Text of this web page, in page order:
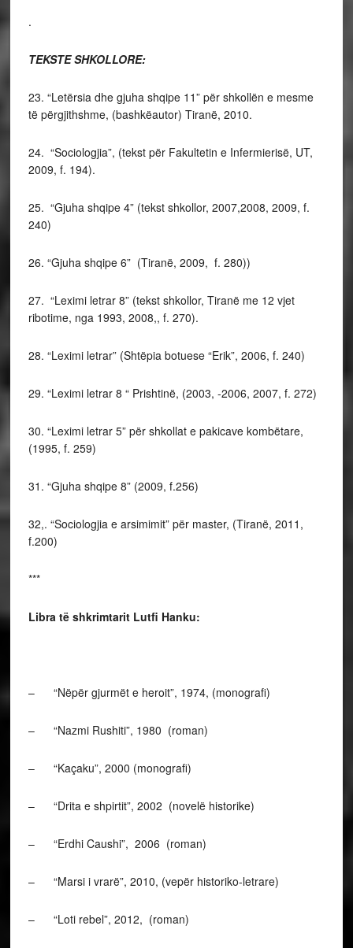
.
TEKSTE SHKOLLORE:
23. “Letërsia dhe gjuha shqipe 11” për shkollën e mesme
të përgjithshme, (bashkëautor) Tiranë, 2010.
24. “Sociologjia”, (tekst për Fakultetin e Infermierisë, UT,
2009, f. 194).
25. “Gjuha shqipe 4” (tekst shkollor, 2007,2008, 2009, f.
240)
26. “Gjuha shqipe 6” (Tiranë, 2009, f. 280))
27. “Leximi letrar 8” (tekst shkollor, Tiranë me 12 vjet
ribotime, nga 1993, 2008,, f. 270).
28. “Leximi letrar” (Shtëpia botuese “Erik”, 2006, f. 240)
29. “Leximi letrar 8 “ Prishtinë, (2003, -2006, 2007, f. 272)
30. “Leximi letrar 5” për shkollat e pakicave kombëtare,
(1995, f. 259)
31. “Gjuha shqipe 8” (2009, f.256)
32,. “Sociologjia e arsimimit” për master, (Tiranë, 2011,
f.200)
***
Libra të shkrimtarit Lutfi Hanku:
– “Nëpër gjurmët e heroit”, 1974, (monografi)
– “Nazmi Rushiti”, 1980 (roman)
– “Kaçaku”, 2000 (monografi)
– “Drita e shpirtit”, 2002 (novelë historike)
– “Erdhi Caushi”, 2006 (roman)
– “Marsi i vrarë”, 2010, (vepër historiko-letrare)
– “Loti rebel”, 2012, (roman)